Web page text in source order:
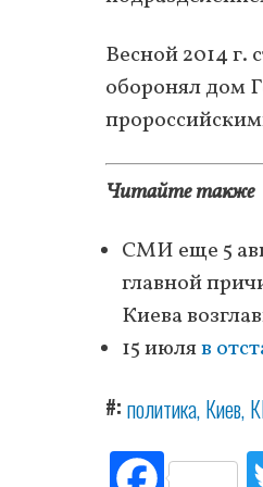
Весной 2014 г.
оборонял дом
Читайте также
СМИ еще 5
главной
Киева
15 июляв
# политика Киев
Fac